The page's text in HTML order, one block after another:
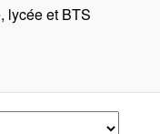
lycée et BTS